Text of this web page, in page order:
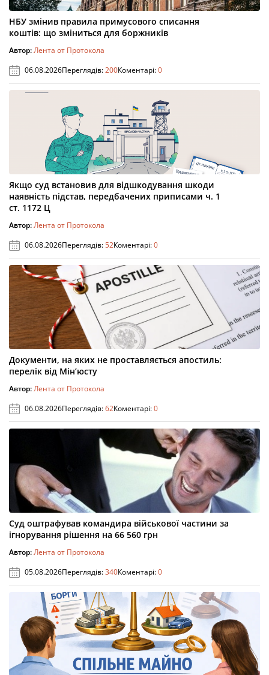
НБУ змінив правила примусового списання
коштів: що зміниться для боржників
Автор:Лента от Протокола
06.08.2026Переглядів:200Коментарі:0
Якщо суд встановив для відшкодування шкоди
наявність підстав, передбачених приписами ч. 1
ст. 1172 Ц
Автор:Лента от Протокола
06.08.2026Переглядів:52Коментарі:0
Документи, на яких не проставляється апостиль:
перелік від Мін’юсту
Автор:Лента от Протокола
06.08.2026Переглядів:62Коментарі:0
Суд оштрафував командира військової частини за
ігнорування рішення на 66 560 грн
Автор:Лента от Протокола
05.08.2026Переглядів:340Коментарі:0